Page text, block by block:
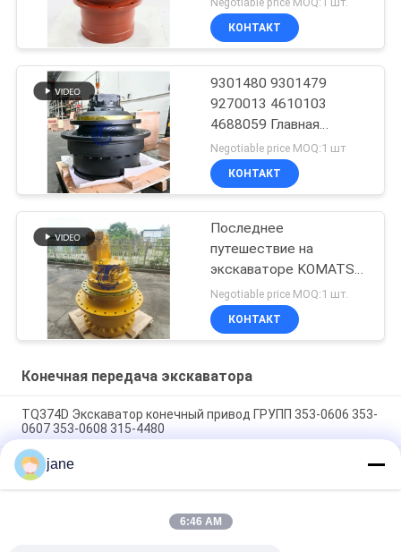
КОНТАКТ
9301480 9301479
9270013 4610103
4688059 Главная
передача в сборе
Negotiable price MOQ:1 шт
КОНТАКТ
Последнее
путешествие на
экскаваторе KOMATSU
WA100-5
Negotiable price MOQ:1 шт.
КОНТАКТ
Конечная передача экскаватора
TQ374D Экскаватор конечный привод ГРУПП 353-0606 353-
0607 353-0608 315-4480
353-0528 333-3036 Экскаватор конечный привод
двигатель гидравлический фит TQ345D TQ349D
Гидравлический конечный двигатель Danfoss BMVT41
может быть адаптирован к 5 ~ 6-тонным ползучим
jane
6:46 AM